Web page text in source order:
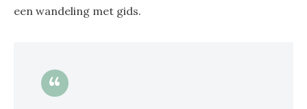
een wandeling met gids.